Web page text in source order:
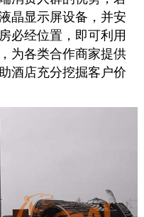
晶显示屏设备，并安
必经位置，即可利用
为各类合作商家提供
酒店充分挖掘客户价